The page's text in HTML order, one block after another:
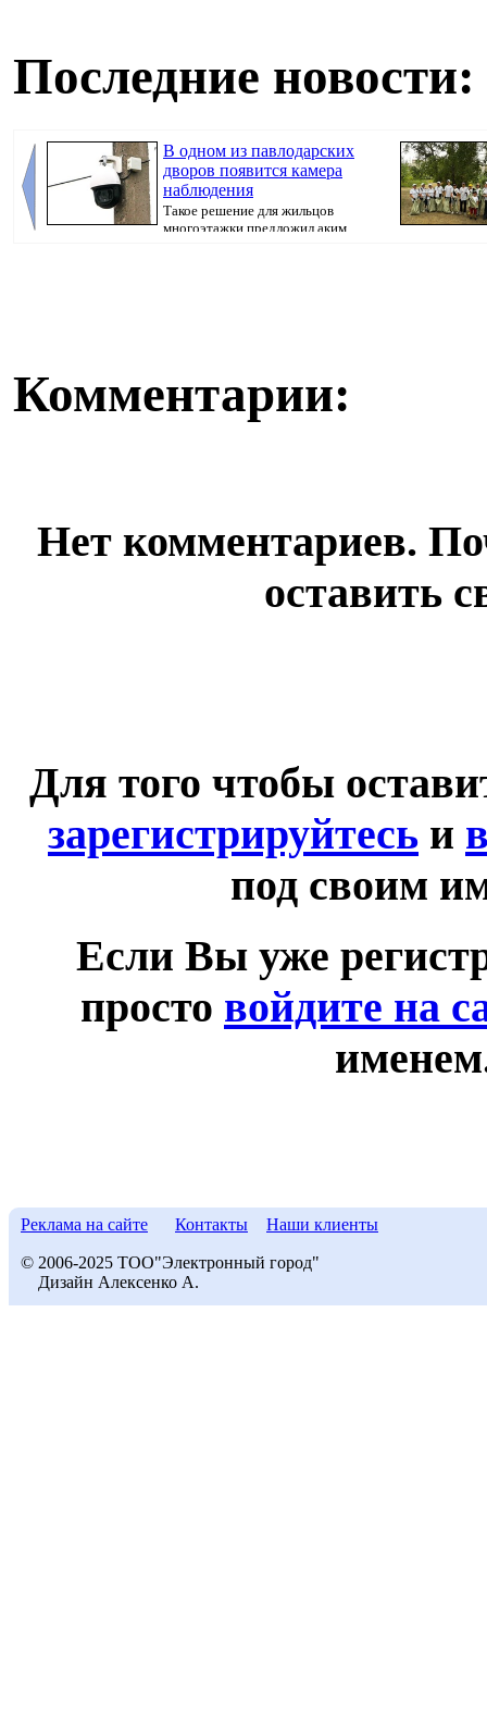
Последние новости:
В одном из павлодарских
дворов появится камера
наблюдения
Такое решение для жильцов
многоэтажки предложил аким
Комментарии:
Нет комментариев.
оставить
Для того чтобы
зарегистрируйтесь и
под своим
Если Вы уже
просто войдите на
Реклама на сайте Контакты Наши клиенты
© 2006-2025 ТОО"Электронный город"
Дизайн Алексенко А.